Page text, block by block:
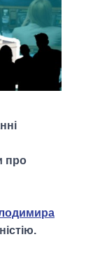
про